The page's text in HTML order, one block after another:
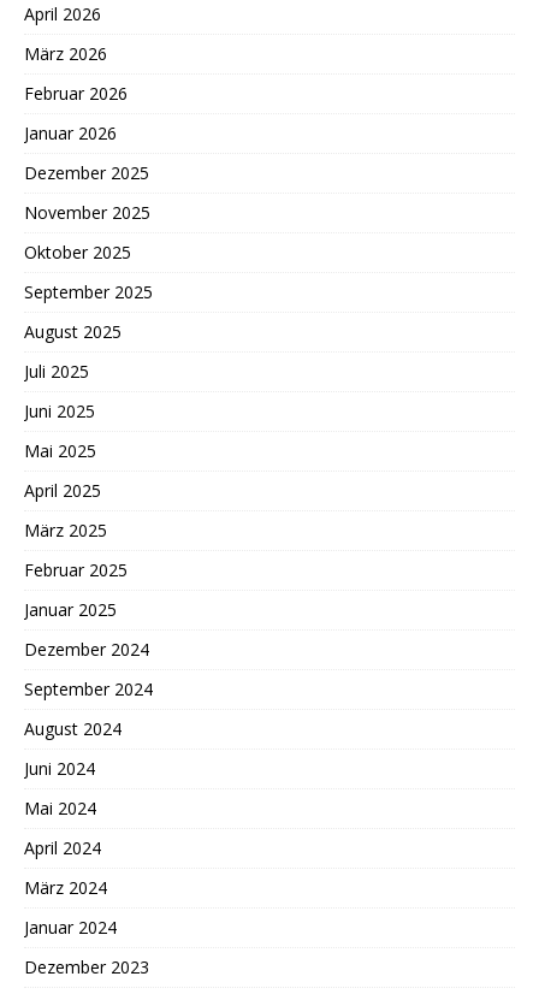
April 2026
März 2026
Februar 2026
Januar 2026
Dezember 2025
November 2025
Oktober 2025
September 2025
August 2025
Juli 2025
Juni 2025
Mai 2025
April 2025
März 2025
Februar 2025
Januar 2025
Dezember 2024
September 2024
August 2024
Juni 2024
Mai 2024
April 2024
März 2024
Januar 2024
Dezember 2023